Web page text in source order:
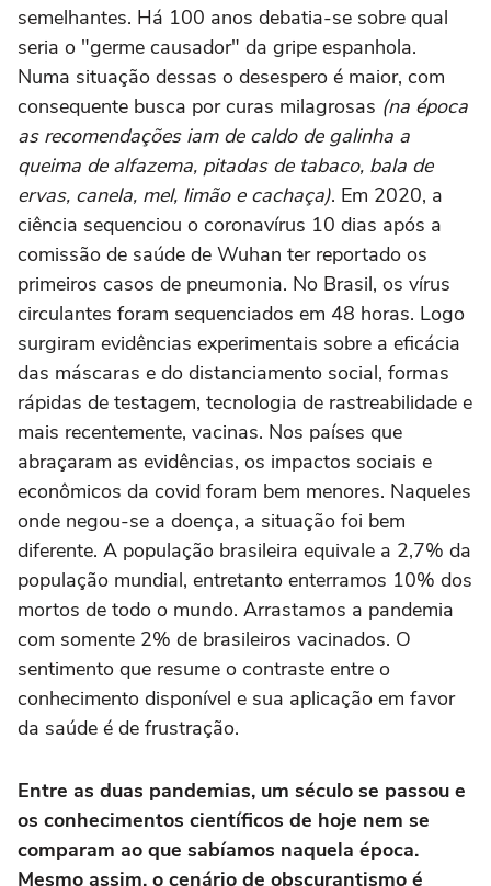
semelhantes. Há 100 anos debatia-se sobre qual
seria o "germe causador" da gripe espanhola.
Numa situação dessas o desespero é maior, com
consequente busca por curas milagrosas (na época
as recomendações iam de caldo de galinha a
queima de alfazema, pitadas de tabaco, bala de
ervas, canela, mel, limão e cachaça). Em 2020, a
ciência sequenciou o coronavírus 10 dias após a
comissão de saúde de Wuhan ter reportado os
primeiros casos de pneumonia. No Brasil, os vírus
circulantes foram sequenciados em 48 horas. Logo
surgiram evidências experimentais sobre a eficácia
das máscaras e do distanciamento social, formas
rápidas de testagem, tecnologia de rastreabilidade e
mais recentemente, vacinas. Nos países que
abraçaram as evidências, os impactos sociais e
econômicos da covid foram bem menores. Naqueles
onde negou-se a doença, a situação foi bem
diferente. A população brasileira equivale a 2,7% da
população mundial, entretanto enterramos 10% dos
mortos de todo o mundo. Arrastamos a pandemia
com somente 2% de brasileiros vacinados. O
sentimento que resume o contraste entre o
conhecimento disponível e sua aplicação em favor
da saúde é de frustração.
Entre as duas pandemias, um século se passou e
os conhecimentos científicos de hoje nem se
comparam ao que sabíamos naquela época.
Mesmo assim, o cenário de obscurantismo é